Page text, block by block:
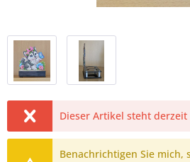
Dieser Artikel steht
Benachrichtigen Sie mich,